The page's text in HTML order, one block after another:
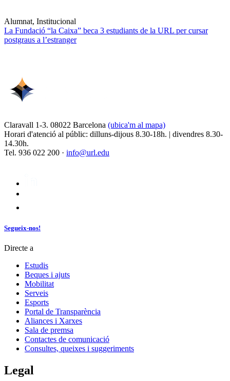
Alumnat, Institucional
La Fundació “la Caixa” beca 3 estudiants de la URL per cursar
postgraus a l’estranger
Claravall 1-3. 08022 Barcelona (ubica'm al mapa)
Horari d'atenció al públic: dilluns-dijous 8.30-18h. | divendres 8.30-
14.30h.
Tel. 936 022 200 · info@url.edu
Segueix-nos!
Directe a
Estudis
Beques i ajuts
Mobilitat
Serveis
Esports
Portal de Transparència
Aliances i Xarxes
Sala de premsa
Contactes de comunicació
Consultes, queixes i suggeriments
Legal